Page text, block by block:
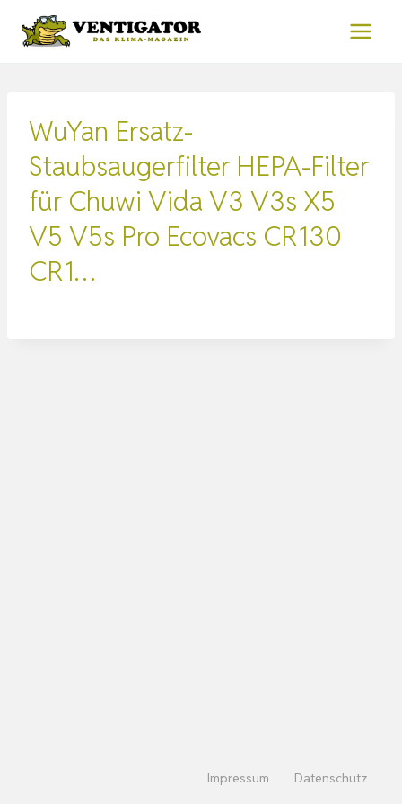
Inhalt
WuYan Ersatz-
Staubsaugerfilter HEPA-Filter
für Chuwi Vida V3 V3s X5
V5 V5s Pro Ecovacs CR130
CR1…
Impressum Datenschutz